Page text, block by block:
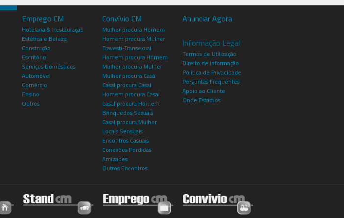
Emprego CM
Hotelaria & Restauração
Estética e Beleza
Construção
Escritório
Serviços Domésticos
Automóvel
Comércio
Ensino
Outros
Convívio CM
Mulher procura Homem
Homem procura Mulher
Travesti-Transexual
Homem procura Homem
Mulher procura Mulher
Mulher procura Casal
Casal procura Casal
Homem procura Casal
Casal procura Homem
Brinquedos Sexuais
Casal procura Mulher
Locais Sensuais
Encontros Casuais
Conexões Perdidas
Amizades
Outros Encontros
Anunciar Agora
Informação Legal
Termos de Utilização
Direito de Informação
Política de Privacidade
Perguntas Frequentes
Apoio ao Cliente
Onde Estamos